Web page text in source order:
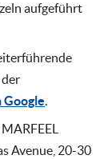
aufgeführt
.
Avenue, 20-30